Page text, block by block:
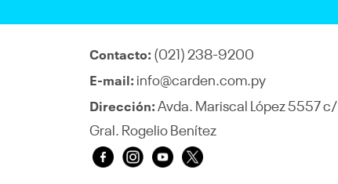
Contacto: (021) 238-9200
E-mail: info@carden.com.py
Dirección: Avda. Mariscal López 5557 c/
Gral. Rogelio Benítez